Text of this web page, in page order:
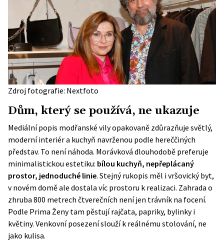
Zdroj fotografie: Nextfoto
Dům, který se používá, ne ukazuje
Mediální popis modřanské vily opakovaně zdůrazňuje světlý,
moderní interiér a kuchyň navrženou podle hereččiných
představ. To není náhoda. Morávková dlouhodobě preferuje
minimalistickou estetiku: bílou kuchyň, nepřeplácaný
prostor, jednoduché linie. Stejný rukopis měl i vršovický byt,
v novém domě ale dostala víc prostoru k realizaci. Zahrada o
zhruba 800 metrech čtverečních není jen trávník na focení.
Podle Prima Ženytam pěstují rajčata, papriky, bylinky i
květiny. Venkovní posezení slouží k reálnému stolování, ne
jako kulisa.